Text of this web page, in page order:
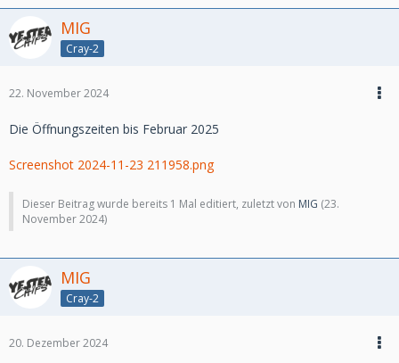
MIG
Cray-2
22. November 2024
Die Öffnungszeiten bis Februar 2025
Screenshot 2024-11-23 211958.png
Dieser Beitrag wurde bereits 1 Mal editiert, zuletzt von MIG (23.
November 2024)
MIG
Cray-2
20. Dezember 2024